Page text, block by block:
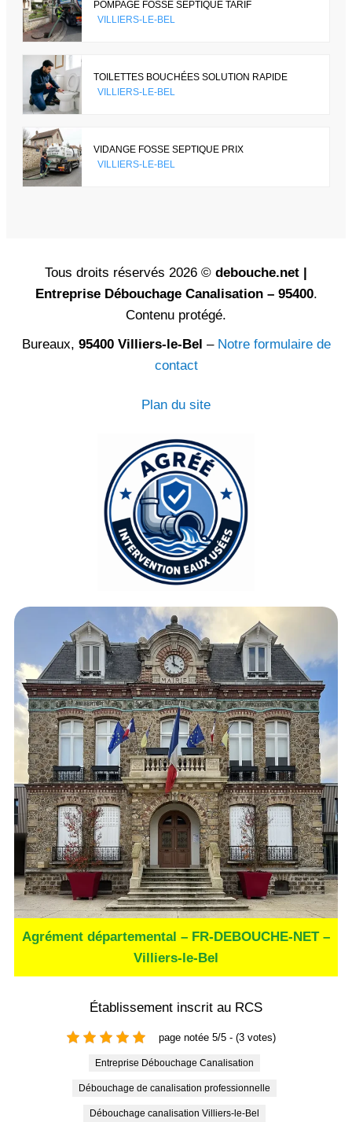
POMPAGE FOSSE SEPTIQUE TARIF
VILLIERS-LE-BEL
TOILETTES BOUCHÉES SOLUTION RAPIDE
VILLIERS-LE-BEL
VIDANGE FOSSE SEPTIQUE PRIX
VILLIERS-LE-BEL
Tous droits réservés 2026 © debouche.net |
Entreprise Débouchage Canalisation – 95400.
Contenu protégé.
Bureaux, 95400 Villiers-le-Bel – Notre formulaire de
contact
Plan du site
Agrément départemental – FR-DEBOUCHE-NET –
Villiers-le-Bel
Établissement inscrit au RCS
page notée 5/5 - (3 votes)
Entreprise Débouchage Canalisation
Débouchage de canalisation professionnelle
Débouchage canalisation Villiers-le-Bel